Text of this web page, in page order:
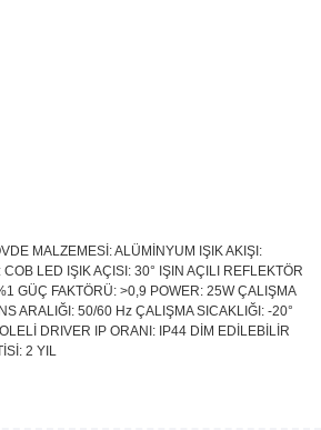
MALZEMESİ: ALÜMİNYUM IŞIK AKIŞI:
LED IŞIK AÇISI: 30° IŞIN AÇILI REFLEKTÖR
GÜÇ FAKTÖRÜ: >0,9 POWER: 25W ÇALIŞMA
ARALIĞI: 50/60 Hz ÇALIŞMA SICAKLIĞI: -20°
DRIVER IP ORANI: IP44 DİM EDİLEBİLİR
2 YIL